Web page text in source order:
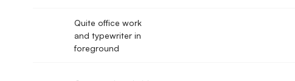
Quite office work
and typewriter in
foreground